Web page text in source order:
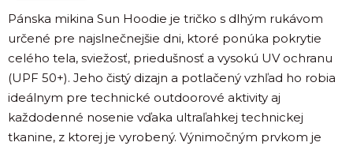
Pánska mikina Sun Hoodie je tričko s dlhým rukávom
určené pre najslnečnejšie dni, ktoré ponúka pokrytie
celého tela, sviežosť, priedušnosť a vysokú UV ochranu
(UPF 50+). Jeho čistý dizajn a potlačený vzhľad ho robia
ideálnym pre technické outdoorové aktivity aj
každodenné nosenie vďaka ultraľahkej technickej
tkanine, z ktorej je vyrobený. Výnimočným prvkom je